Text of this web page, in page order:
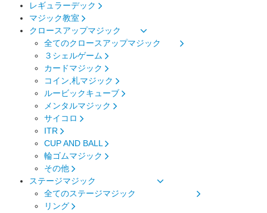
レギュラーデック
マジック教室
クロースアップマジック
全てのクロースアップマジック
３シェルゲーム
カードマジック
コイン,札マジック
ルービックキューブ
メンタルマジック
サイコロ
ITR
CUP AND BALL
輪ゴムマジック
その他
ステージマジック
全てのステージマジック
リング